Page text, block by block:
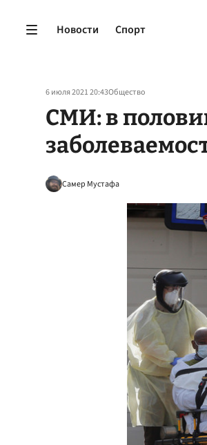
Новости Спорт
6 июля 2021 20:43Общество
СМИ: в
Самер Мустафа